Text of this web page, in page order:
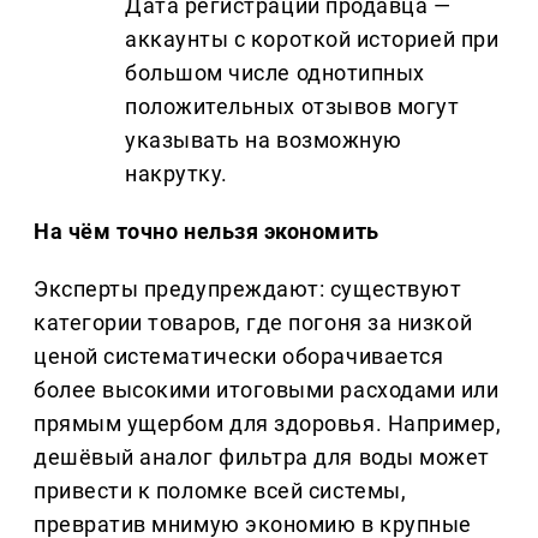
Дата регистрации продавца —
аккаунты с короткой историей при
большом числе однотипных
положительных отзывов могут
указывать на возможную
накрутку.
На чём точно нельзя экономить
Эксперты предупреждают: существуют
категории товаров, где погоня за низкой
ценой систематически оборачивается
более высокими итоговыми расходами или
прямым ущербом для здоровья. Например,
дешёвый аналог фильтра для воды может
привести к поломке всей системы,
превратив мнимую экономию в крупные